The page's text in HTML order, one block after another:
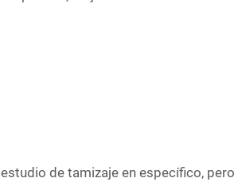
de tamizaje en específico, pero